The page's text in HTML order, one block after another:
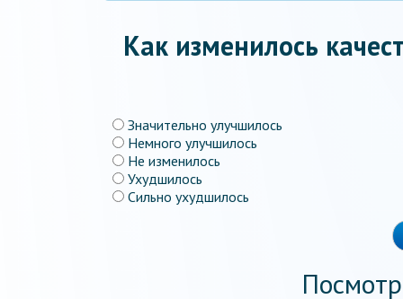
Как изменилось
Значительно улучшилось
Немного улучшилось
Не изменилось
Ухудшилось
Сильно ухудшилось